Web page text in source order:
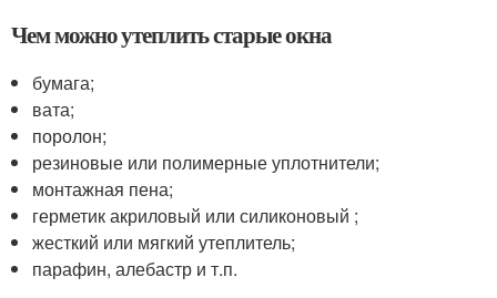
Чем можно утеплить старые окна
бумага;
вата;
поролон;
резиновые или полимерные уплотнители;
монтажная пена;
герметик акриловый или силиконовый ;
жесткий или мягкий утеплитель;
парафин, алебастр и т.п.